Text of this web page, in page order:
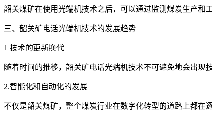
韶关煤矿在使用光端机技术之后，可以通过监测煤炭生产和
三、韶关矿电话光端机技术的发展趋势
1.技术的更新换代
随着时间的推移，韶关矿电话光端机技术不可避免地会出现
2.智能化和自动化的发展
不仅是韶关煤矿，整个煤炭行业在数字化转型的道路上都在